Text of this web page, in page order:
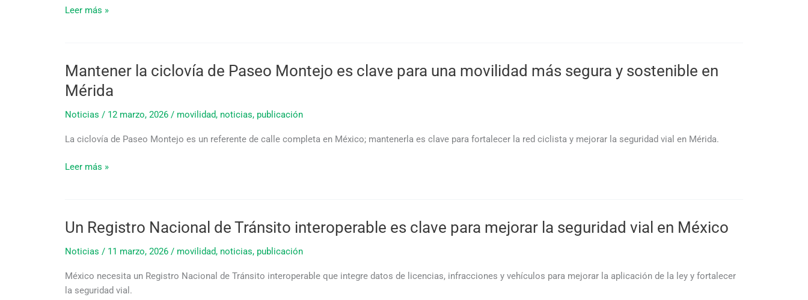
su
Leer más »
Mantener la ciclovía de Paseo Montejo es clave para una movilidad más segura y sostenible en
Mérida
Noticias / 12 marzo, 2026 / movilidad, noticias, publicación
La ciclovía de Paseo Montejo es un referente de calle completa en México; mantenerla es clave para fortalecer la red ciclista y mejorar la seguridad vial en Mérida.
Mantener
ciclovía
de
Montejo
clave
más
y
Leer más »
Un Registro Nacional de Tránsito interoperable es clave para mejorar la seguridad vial en México
Noticias / 11 marzo, 2026 / movilidad, noticias, publicación
México necesita un Registro Nacional de Tránsito interoperable que integre datos de licencias, infracciones y vehículos para mejorar la aplicación de la ley y fortalecer
la seguridad vial.
Un
Nacional
Tránsito
interoperable